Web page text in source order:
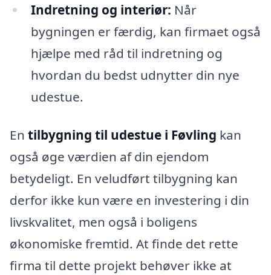
Indretning og interiør: Når
bygningen er færdig, kan firmaet også
hjælpe med råd til indretning og
hvordan du bedst udnytter din nye
udestue.
En tilbygning til udestue i Føvling kan
også øge værdien af din ejendom
betydeligt. En veludført tilbygning kan
derfor ikke kun være en investering i din
livskvalitet, men også i boligens
økonomiske fremtid. At finde det rette
firma til dette projekt behøver ikke at